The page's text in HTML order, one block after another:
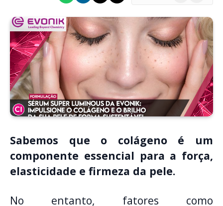
Sabemos que o colágeno é um
componente essencial para a força,
elasticidade e firmeza da pele.
No entanto, fatores como